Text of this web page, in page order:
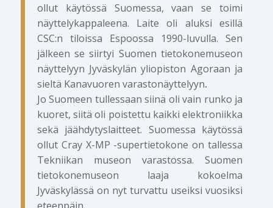
ollut käytössä Suomessa, vaan se toimi
näyttelykappaleena. Laite oli aluksi esillä
CSC:n tiloissa Espoossa 1990-luvulla. Sen
jälkeen se siirtyi Suomen tietokonemuseon
näyttelyyn Jyväskylän yliopiston Agoraan ja
sieltä Kanavuoren varastonäyttelyyn.
Jo Suomeen tullessaan siinä oli vain runko ja
kuoret, siitä oli poistettu kaikki elektroniikka
sekä jäähdytyslaitteet. Suomessa käytössä
ollut Cray X-MP -supertietokone on tallessa
Tekniikan museon varastossa. Suomen
tietokonemuseon laaja kokoelma
Jyväskylässä on nyt turvattu useiksi vuosiksi
eteenpäin.